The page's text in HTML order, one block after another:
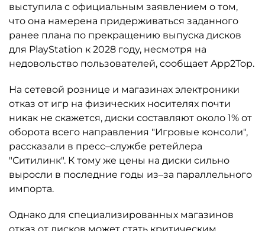
выступила с официальным заявлением о том,
что она намерена придерживаться заданного
ранее плана по прекращению выпуска дисков
для PlayStation к 2028 году, несмотря на
недовольство пользователей, сообщает App2Top.
На сетевой рознице и магазинах электроники
отказ от игр на физических носителях почти
никак не скажется, диски составляют около 1% от
оборота всего направления "Игровые консоли",
рассказали в пресс–службе ретейлера
"Ситилинк". К тому же цены на диски сильно
выросли в последние годы из–за параллельного
импорта.
Однако для специализированных магазинов